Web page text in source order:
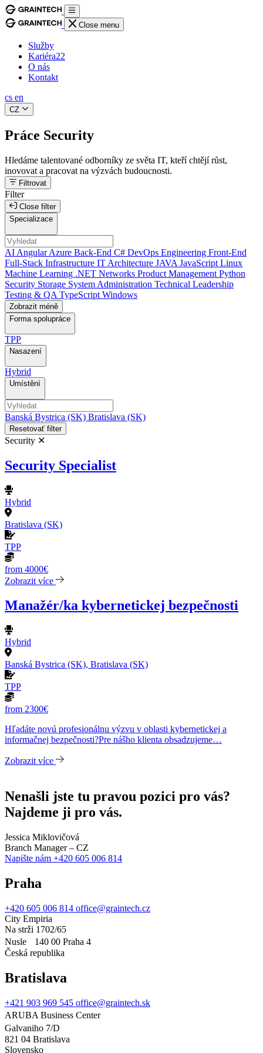
Close menu
Služby
Kariéra22
O nás
Kontakt
cs en
CZ
Práce Security
Hledáme talentované odborníky ze světa IT, kteří chtějí růst,
inovovat a pracovat na výzvách budoucnosti.
Filtrovat
Filter
Close filter
Specializace
AI AngularAzure Back-End C# DevOps Engineering Front-End
Full-Stack Infrastructure IT Architecture JAVA JavaScript Linux
Machine Learning .NET Networks Product Management Python
Security Storage System Administration Technical Leadership
Testing & QA TypeScript Windows
Zobrazit méně
Forma spolupráce
TPP
Nasazení
Hybrid
Umístění
Banská Bystrica (SK) Bratislava (SK)
Resetovať filter
Security ✕
Security Specialist
Hybrid
Bratislava (SK)
TPP
from 4000€
Zobrazit více
Manažér/ka kybernetickej bezpečnosti
Hybrid
Banská Bystrica (SK), Bratislava (SK)
TPP
from 2300€
Hľadáte novú profesionálnu výzvu v oblasti kybernetickej a
informačnej bezpečnosti?Pre nášho klienta obsadzujeme…
Zobrazit více
Nenašli jste tu pravou pozici pro vás?
Najdeme ji pro vás.
Jessica Miklovičová
Branch Manager – CZ
Napište nám +420 605 006 814
Praha
+420 605 006 814 office@graintech.cz
City Empiria
Na strži 1702/65
Nusle 140 00 Praha 4
Česká republika
Bratislava
+421 903 969 545 office@graintech.sk
ARUBA Business Center
Galvaniho 7/D
821 04 Bratislava
Slovensko